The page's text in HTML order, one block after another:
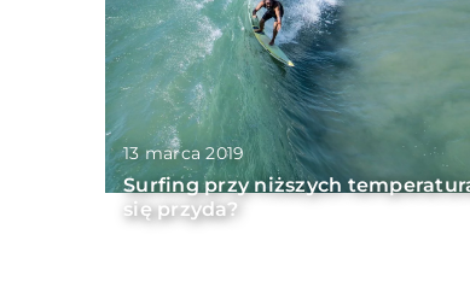
13 marca 2019
Surfing przy niższych
się przyda?